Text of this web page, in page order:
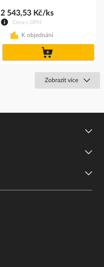
Cena s DPH
2 543,53 Kč/ks
K objednání
Zobrazit více